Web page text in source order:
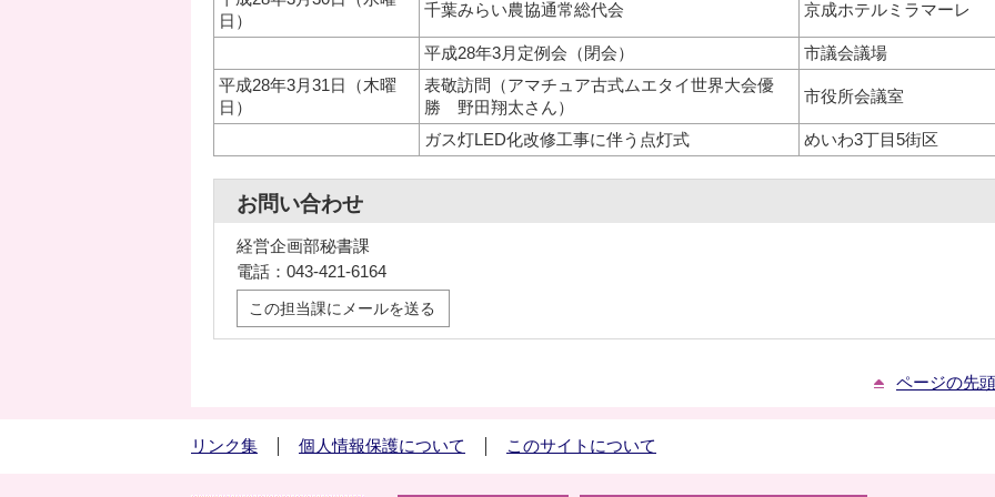
日）
千葉みらい農協通常総代会 京成ホテルミラマーレ
平成28年3月定例会（閉会）
市議会議場
平成28年3月31日（木曜
日）
表敬訪問（アマチュア古式ムエタイ世界大会優
勝 野田翔太さん）
市役所会議室
ガス灯LED化改修工事に伴う点灯式 めいわ3丁目5街区
お問い合わせ
経営企画部秘書課
電話：043-421-6164
この担当課にメールを送る
ページの先
リンク集 個人情報保護について このサイトについて